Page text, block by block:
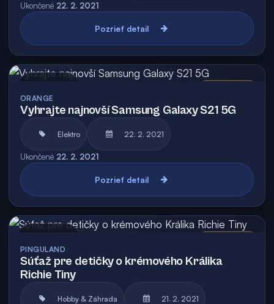
Ukončené 22. 2. 2021
Pozrieť detail
ORANGE
Vyhrajte najnovší Samsung Galaxy S21 5G
Elektro 22. 2. 2021
Ukončené 22. 2. 2021
Pozrieť detail
PINGULAND
Súťaž pre detičky o krémového Králika
Richie Tiny
Hobby & Záhrada 21. 2. 2021